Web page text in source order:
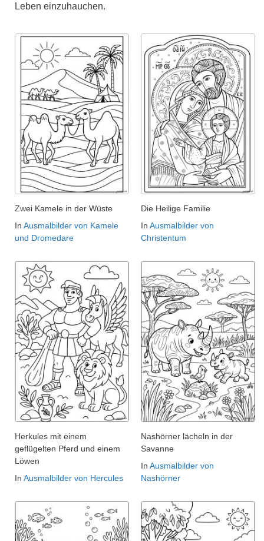
Leben einzuhauchen.
Zwei Kamele in der Wüste
In Ausmalbilder von Kamele
und Dromedare
Die Heilige Familie
In Ausmalbilder von
Christentum
Herkules mit einem
geflügelten Pferd und einem
Löwen
In Ausmalbilder von Hercules
Nashörner lächeln in der
Savanne
In Ausmalbilder von
Nashörner